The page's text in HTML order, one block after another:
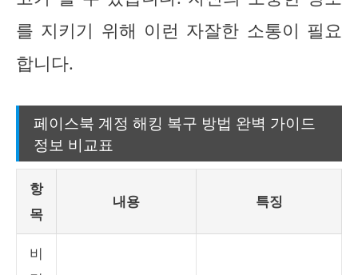
를 지키기 위해 이런 자잘한 소통이 필요
합니다.
페이스북 계정 해킹 복구 방법 완벽 가이드
정보 비교표
항
목
내용 특징
비